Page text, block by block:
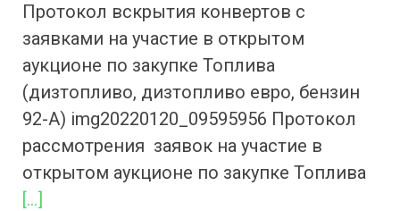
Протокол вскрытия конвертов с
заявками на участие в открытом
аукционе по закупке Топлива
(дизтопливо, дизтопливо евро, бензин
92-А) img20220120_09595956 Протокол
рассмотрения заявок на участие в
открытом аукционе по закупке Топлива
[…]